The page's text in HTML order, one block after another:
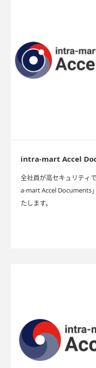
intra-mart Accel
全社員が高セキュリティ
a-mart Accel Documents
たします。